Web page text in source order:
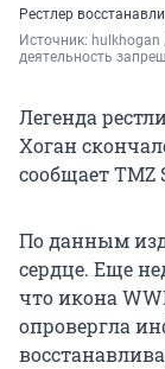
Рестлер
Источник:
деятельность
Легенда
Хоган
сообщает TMZ
По данным
сердце. Еще
что икона
опровергла